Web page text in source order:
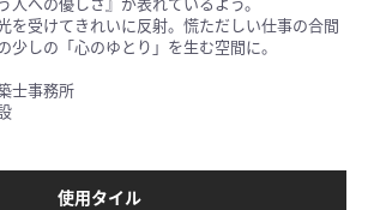
を受けてきれいに反射。慌ただしい仕事の合間
少しの「心のゆとり」を生む空間に。
士事務所
使用タイル